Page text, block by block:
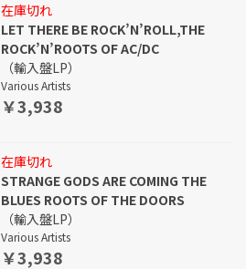
在庫切れ
LET THERE BE ROCK’N’ROLL,THE
ROCK’N’ROOTS OF AC/DC
（輸入盤LP）
Various Artists
￥3,938
在庫切れ
STRANGE GODS ARE COMING THE
BLUES ROOTS OF THE DOORS
（輸入盤LP）
Various Artists
￥3,938